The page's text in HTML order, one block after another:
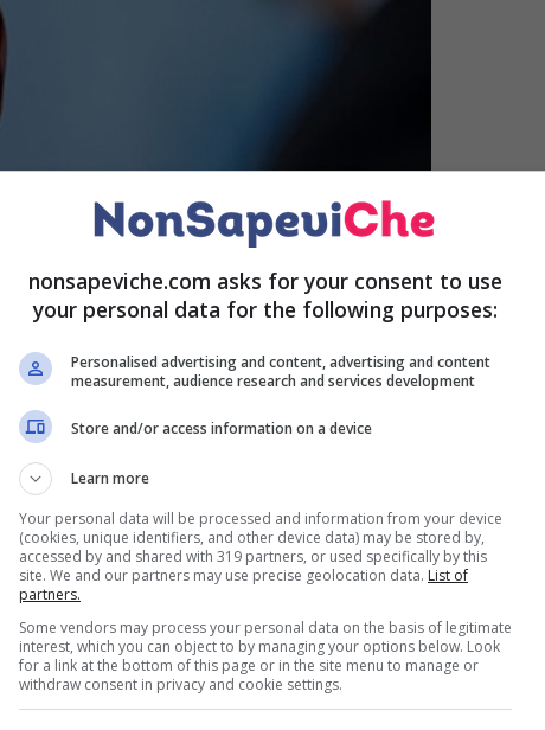
imprese strabilianti ed anche molto bizzarre. Adesso
per dei piani di ricerca molto interessanti.
senza il reso del prodotto ecco perché
nonsapeviche.com asks for your consent to use
your personal data for the following purposes:
Personalised advertising and content, advertising and content
measurement, audience research and services development
Store and/or access information on a device
Learn more
Your personal data will be processed and information from your device
(cookies, unique identifiers, and other device data) may be stored by,
accessed by and shared with 319 partners, or used specifically by this
site. We and our partners may use precise geolocation data. List of
partners.
Some vendors may process your personal data on the basis of legitimate
interest, which you can object to by managing your options below. Look
for a link at the bottom of this page or in the site menu to manage or
withdraw consent in privacy and cookie settings.